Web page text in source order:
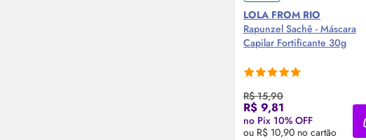
LOLA FROM RIO
Rapunzel Sachê - Máscara
Capilar Fortificante 30g
R$ 15,90
R$ 9,81
no Pix 10% OFF
ou R$ 10,90 no cartão
Compre Agora ❯